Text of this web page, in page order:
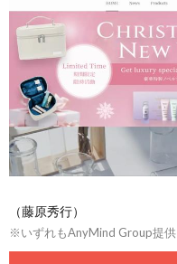
（藤原秀行）
※いずれもAnyMind Group提供